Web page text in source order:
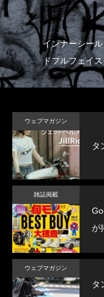
ラ
インナーシー
ドフルフェイ
ウェブマガジン
タ
雑誌掲載
が
ウェブマガジン
タ